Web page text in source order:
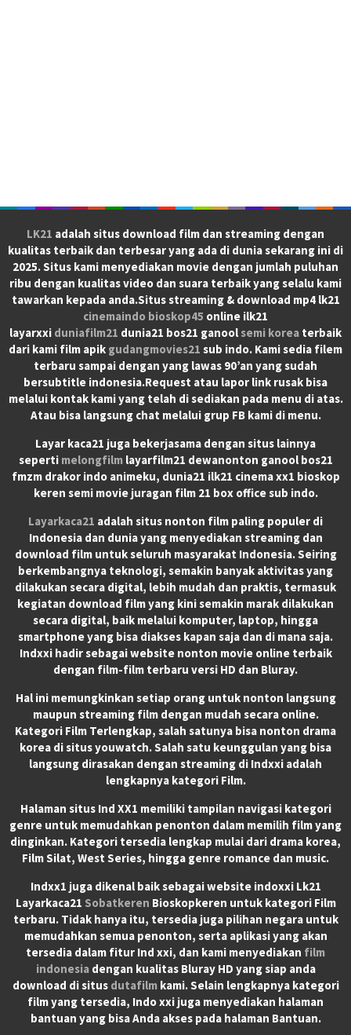
LK21 adalah situs download film dan streaming dengan
kualitas terbaik dan terbesar yang ada di dunia sekarang ini di
2025. Situs kami menyediakan movie dengan jumlah puluhan
ribu dengan kualitas video dan suara terbaik yang selalu kami
tawarkan kepada anda.Situs streaming & download mp4 lk21
cinemaindo bioskop45 online ilk21
layarxxi duniafilm21 dunia21 bos21 ganool semi korea terbaik
dari kami film apik gudangmovies21 sub indo. Kami sedia filem
terbaru sampai dengan yang lawas 90’an yang sudah
bersubtitle indonesia.Request atau lapor link rusak bisa
melalui kontak kami yang telah di sediakan pada menu di atas.
Atau bisa langsung chat melalui grup FB kami di menu.
Layar kaca21 juga bekerjasama dengan situs lainnya
seperti melongfilmlayarfilm21 dewanonton ganool bos21
fmzm drakor indo animeku, dunia21 ilk21 cinema xx1 bioskop
keren semi movie juragan film 21 box office sub indo.
Layarkaca21 adalah situs nonton film paling populer di
Indonesia dan dunia yang menyediakan streaming dan
download film untuk seluruh masyarakat Indonesia. Seiring
berkembangnya teknologi, semakin banyak aktivitas yang
dilakukan secara digital, lebih mudah dan praktis, termasuk
kegiatan download film yang kini semakin marak dilakukan
secara digital, baik melalui komputer, laptop, hingga
smartphone yang bisa diakses kapan saja dan di mana saja.
Indxxi hadir sebagai website nonton movie online terbaik
dengan film-film terbaru versi HD dan Bluray.
Hal ini memungkinkan setiap orang untuk nonton langsung
maupun streaming film dengan mudah secara online.
Kategori Film Terlengkap, salah satunya bisa nonton drama
korea di situs youwatch. Salah satu keunggulan yang bisa
langsung dirasakan dengan streaming di Indxxi adalah
lengkapnya kategori Film.
Halaman situs Ind XX1 memiliki tampilan navigasi kategori
genre untuk memudahkan penonton dalam memilih film yang
dinginkan. Kategori tersedia lengkap mulai dari drama korea,
Film Silat, West Series, hingga genre romance dan music.
Indxx1 juga dikenal baik sebagai website indoxxi Lk21
Layarkaca21 Sobatkeren Bioskopkeren untuk kategori Film
terbaru. Tidak hanya itu, tersedia juga pilihan negara untuk
memudahkan semua penonton, serta aplikasi yang akan
tersedia dalam fitur Ind xxi, dan kami menyediakan film
indonesiadengan kualitas Bluray HD yang siap anda
download di situs dutafilmkami. Selain lengkapnya kategori
film yang tersedia, Indo xxi juga menyediakan halaman
bantuan yang bisa Anda akses pada halaman Bantuan.